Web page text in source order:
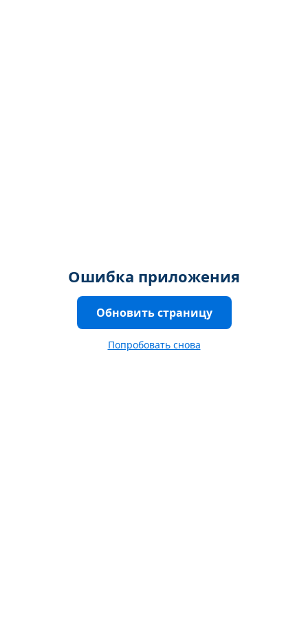
Ошибка приложения
Обновить страницу
Попробовать снова